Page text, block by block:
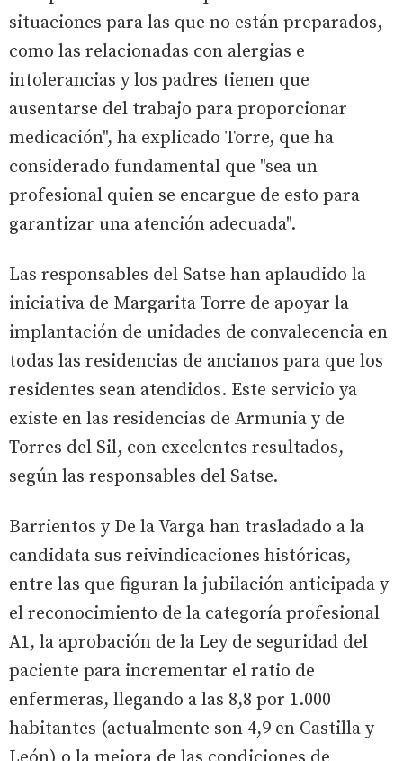
situaciones para las que no están preparados,
como las relacionadas con alergias e
intolerancias y los padres tienen que
ausentarse del trabajo para proporcionar
medicación", ha explicado Torre, que ha
considerado fundamental que "sea un
profesional quien se encargue de esto para
garantizar una atención adecuada".
Las responsables del Satse han aplaudido la
iniciativa de Margarita Torre de apoyar la
implantación de unidades de convalecencia en
todas las residencias de ancianos para que los
residentes sean atendidos. Este servicio ya
existe en las residencias de Armunia y de
Torres del Sil, con excelentes resultados,
según las responsables del Satse.
Barrientos y De la Varga han trasladado a la
candidata sus reivindicaciones históricas,
entre las que figuran la jubilación anticipada y
el reconocimiento de la categoría profesional
A1, la aprobación de la Ley de seguridad del
paciente para incrementar el ratio de
enfermeras, llegando a las 8,8 por 1.000
habitantes (actualmente son 4,9 en Castilla y